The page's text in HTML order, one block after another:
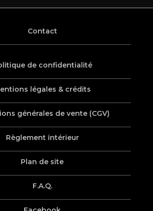
Contact
de confidentialité
légales & crédits
générales de vente (CGV)
Règlement intérieur
Plan de site
F.A.Q.